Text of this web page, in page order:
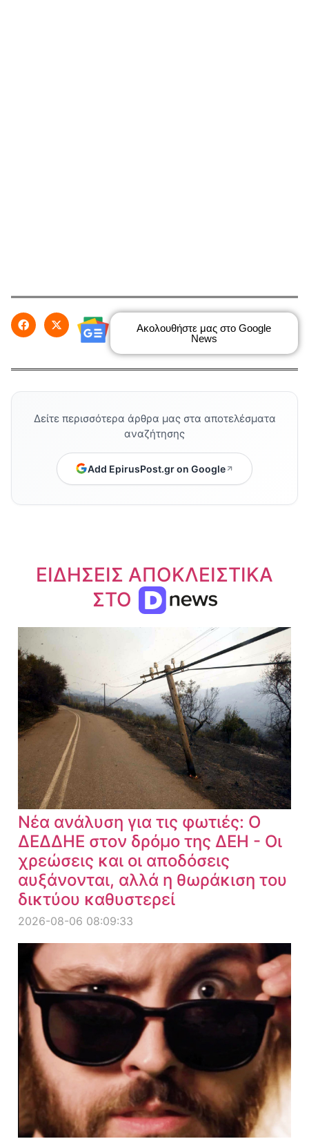
Ακολουθήστε μας στο Google
News
Δείτε περισσότερα άρθρα μας στα αποτελέσματα
αναζήτησης
Add EpirusPost.gr on Google
ΕΙΔΗΣΕΙΣ ΑΠΟΚΛΕΙΣΤΙΚΑ
ΣΤΟ
Νέα ανάλυση για τις φωτιές: Ο
ΔΕΔΔΗΕ στον δρόμο της ΔΕΗ - Οι
χρεώσεις και οι αποδόσεις
αυξάνονται, αλλά η θωράκιση του
δικτύου καθυστερεί
2026-08-06 08:09:33